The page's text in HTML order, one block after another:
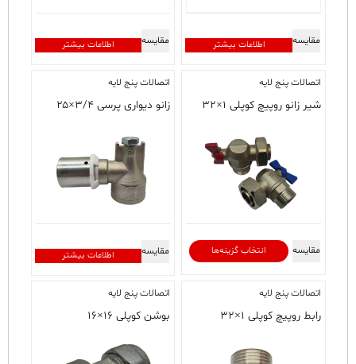
اطلاعات بیشتر مقایسه اطلاعات بیشتر مقایسه
اتصالات پنج لایه
شیر زانو روپیچ کوپلی ۱×۳۲
انتخاب گزینه‌ها
این
انواع
مختلفی
مقایسه
اتصالات پنج لایه
زانو دیواری پرسی ۳/۴×۲۵
اطلاعات بیشتر مقایسه
اتصالات پنج لایه
رابط روپیچ کوپلی ۱×۳۲
اتصالات پنج لایه
بوشن کوپلی ۱۶×۱۶